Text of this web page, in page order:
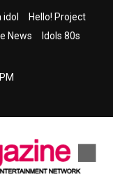
Hello! Project
News
Idols 80s